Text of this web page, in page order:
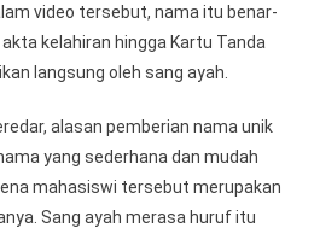
video tersebut, nama itu benar-
kelahiran hingga Kartu Tanda
langsung oleh sang ayah.
alasan pemberian nama unik
yang sederhana dan mudah
mahasiswi tersebut merupakan
Sang ayah merasa huruf itu